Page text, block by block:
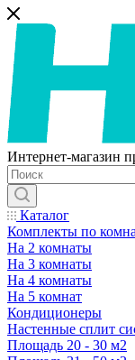
Интернет-магазин
Каталог
Комплекты по
На 2 комнаты
На 3 комнаты
На 4 комнаты
На 5 комнат
Кондиционеры
Настенные сплит
Площадь 20 - 30 м2